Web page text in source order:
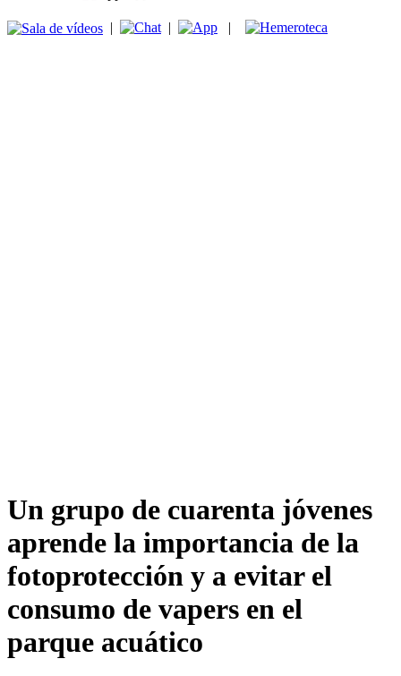
| | |
Un grupo de cuarenta jóvenes
aprende la importancia de la
fotoprotección y a evitar el
consumo de vapers en el
parque acuático